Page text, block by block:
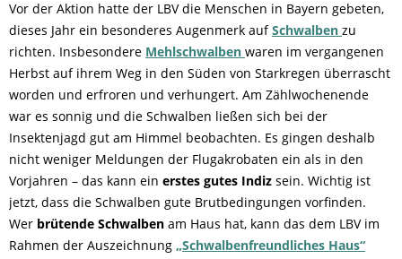
Vor der Aktion hatte der LBV die Menschen in Bayern gebeten,
dieses Jahr ein besonderes Augenmerk aufSchwalben zu
richten. Insbesondere Mehlschwalben waren im vergangenen
Herbst auf ihrem Weg in den Süden von Starkregen überrascht
worden und erfroren und verhungert. Am Zählwochenende
war es sonnig und die Schwalben ließen sich bei der
Insektenjagd gut am Himmel beobachten. Es gingen deshalb
nicht weniger Meldungen der Flugakrobaten ein als in den
Vorjahren – das kann ein erstes gutes Indiz sein. Wichtig ist
jetzt, dass die Schwalben gute Brutbedingungen vorfinden.
Wer brütende Schwalben am Haus hat, kann das dem LBV im
Rahmen der Auszeichnung „Schwalbenfreundliches Haus“